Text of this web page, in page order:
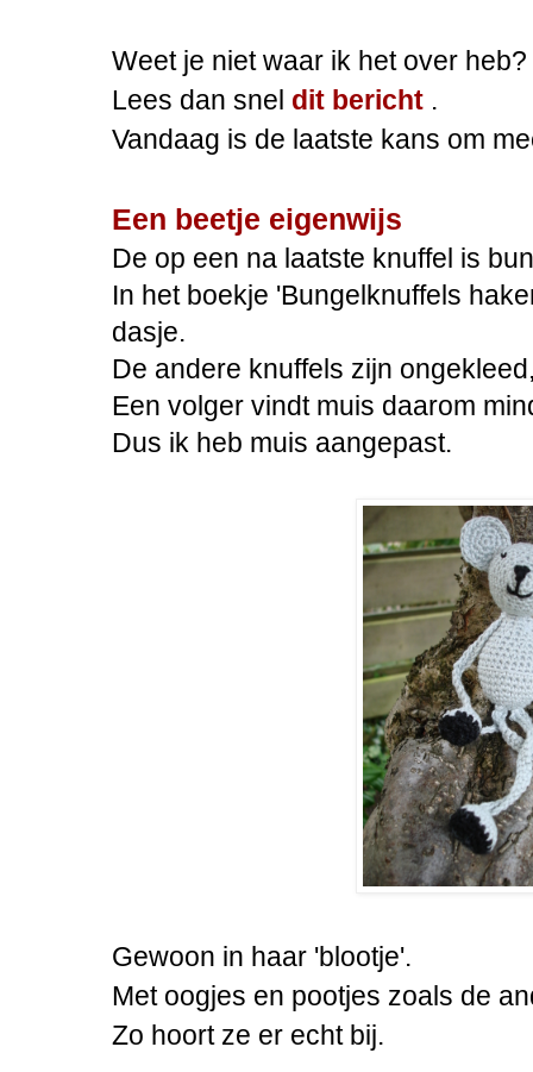
Weet je niet waar ik het over heb?
Lees dan snel dit bericht .
Vandaag is de laatste kans om
Een beetje eigenwijs
De op een na laatste knuffel is
In het boekje 'Bungelknuffels
dasje.
De andere knuffels zijn
Een volger vindt muis daarom
Dus ik heb muis aangepast.
Gewoon in haar 'blootje'.
Met oogjes en pootjes zoals de
Zo hoort ze er echt bij.